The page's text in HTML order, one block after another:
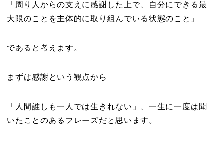
「周り人からの支えに感謝した上で、自分にできる最
大限のことを主体的に取り組んでいる状態のこと」
であると考えます。
まずは感謝という観点から
「人間誰しも一人では生きれない」、一生に一度は聞
いたことのあるフレーズだと思います。